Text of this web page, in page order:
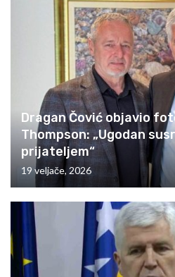
Dragan Čović objavio
Thompson: „Ugodan
prijateljem“
19 veljače, 2026